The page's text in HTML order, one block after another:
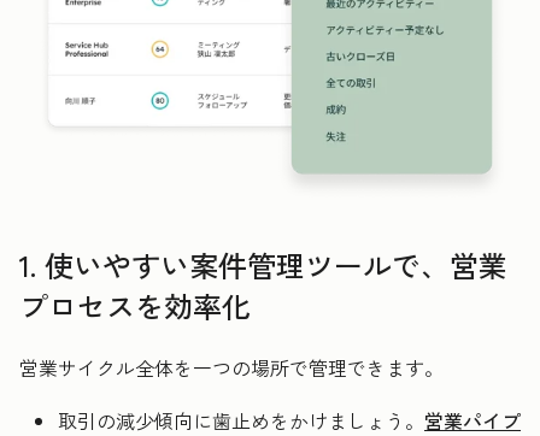
1. 使いやすい案件管理ツールで、営業
プロセスを効率化
営業サイクル全体を一つの場所で管理できます。
取引の減少傾向に歯止めをかけましょう。 営業パイプ